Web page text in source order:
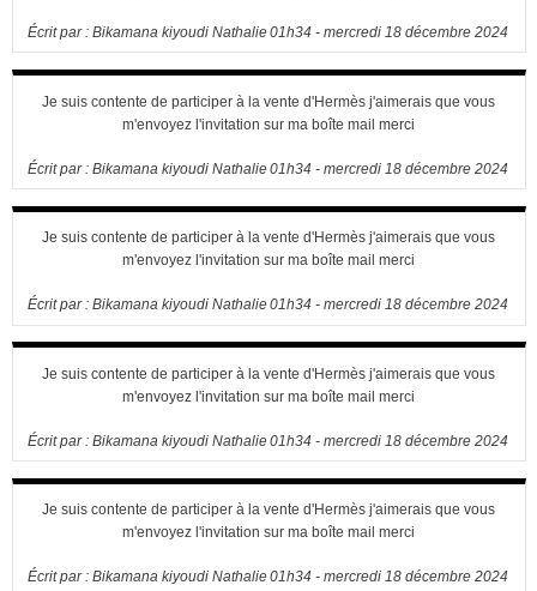
Écrit par :Bikamana kiyoudi Nathalie01h34 -mercredi 18 décembre 2024
Je suis contente de participer à la vente d'Hermès j'aimerais que vous
m'envoyez l'invitation sur ma boîte mail merci
Écrit par :Bikamana kiyoudi Nathalie01h34 -mercredi 18 décembre 2024
Je suis contente de participer à la vente d'Hermès j'aimerais que vous
m'envoyez l'invitation sur ma boîte mail merci
Écrit par :Bikamana kiyoudi Nathalie01h34 -mercredi 18 décembre 2024
Je suis contente de participer à la vente d'Hermès j'aimerais que vous
m'envoyez l'invitation sur ma boîte mail merci
Écrit par :Bikamana kiyoudi Nathalie01h34 -mercredi 18 décembre 2024
Je suis contente de participer à la vente d'Hermès j'aimerais que vous
m'envoyez l'invitation sur ma boîte mail merci
Écrit par :Bikamana kiyoudi Nathalie01h34 -mercredi 18 décembre 2024